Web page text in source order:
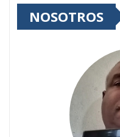
NOSOTROS